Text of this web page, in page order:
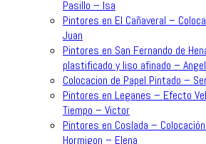
Pasillo – Isa
Pintores en El Cañaveral –
Juan
Pintores en San Fernando de
plastificado y liso afinado –
Colocacion de Papel Pintado –
Pintores en Leganes – Efecto
Tiempo – Victor
Pintores en Coslada –
Hormigon – Elena